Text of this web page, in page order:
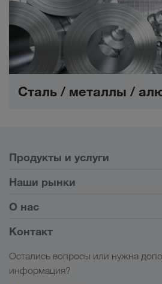
Сталь / металлы /
Продукты и услуги
Автомобильные перевозки
Клиентский портал CONNECT
Цифровые решения
Мой вход в систему LKW WALTER
Наши рынки
Европа
Кавказ
Центральная Азия
Ближний Восток
О нас
Информация о компании
Социальная ответственность
Контакт
Остались вопросы или нужна
информация?